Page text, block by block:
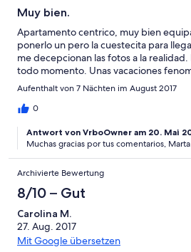
Muy bien.
Apartamento centrico, muy bien
ponerlo un pero la cuestecita para
me decepcionan las fotos a la
todo momento. Unas vacaciones
Aufenthalt von 7 Nächten im August 2017
0
Antwort von VrboOwner am 20. Mai
Muchas gracias por tus comentarios,
Archivierte Bewertung
8/10 – Gut
Carolina M.
27. Aug. 2017
Mit Google übersetzen